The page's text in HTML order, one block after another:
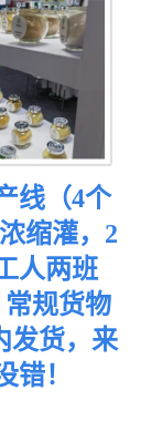
线（4个
缩灌，2
人两班
规货物
发货，来
错！